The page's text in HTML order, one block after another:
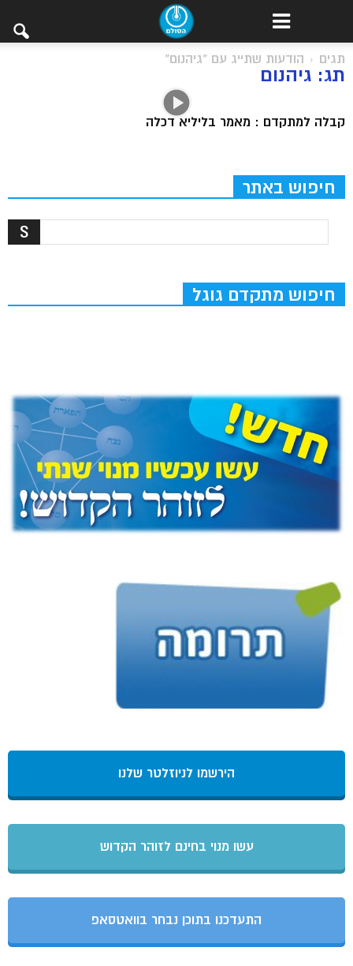
תגים הודעות שתייג עם "גיהנום"
תג: גיהנום
קבלה למתקדם : מאמר בליליא דכלה
חיפוש באתר
חיפוש מתקדם גוגל
הירשמו לניוזלטר שלנו
עשו מנוי בחינם לזוהר הקדוש
התעדכנו בתוכן נבחר בוואטסאפ